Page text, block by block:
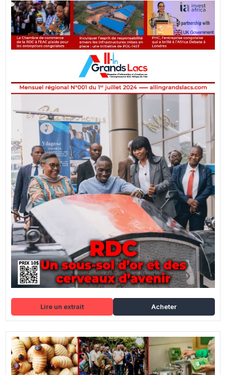
Lire un extrait Acheter